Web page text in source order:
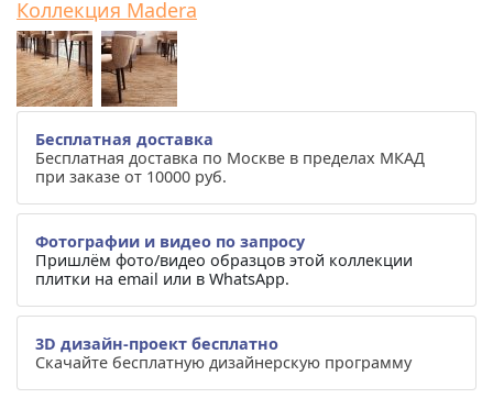
Коллекция Madera
Бесплатная доставка
Бесплатная доставка по Москве в пределах МКАД
при заказе от 10000 руб.
Фотографии и видео по запросу
Пришлём фото/видео образцов этой коллекции
плитки на email или в WhatsApp.
3D дизайн-проект бесплатно
Скачайте бесплатную дизайнерскую программу